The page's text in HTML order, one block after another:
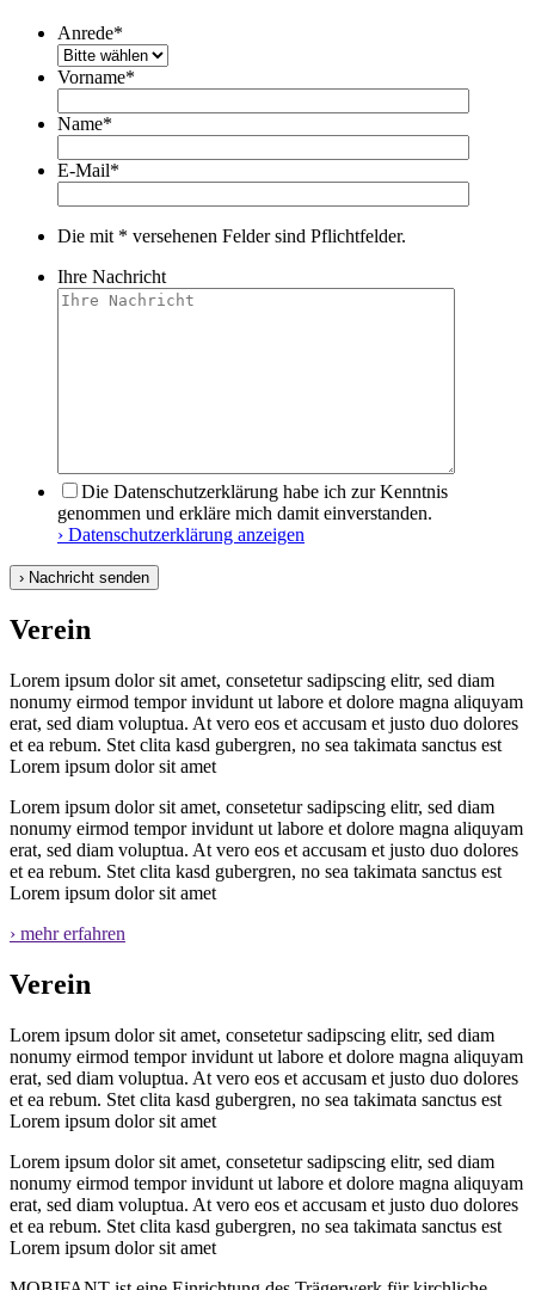
Anrede*
Vorname*
Name*
E-Mail*
Die mit * versehenen Felder sind Pflichtfelder.
Ihre Nachricht
Die Datenschutzerklärung habe ich zur Kenntnis
genommen und erkläre mich damit einverstanden.
› Datenschutzerklärung anzeigen
Verein
Lorem ipsum dolor sit amet, consetetur sadipscing elitr, sed diam
nonumy eirmod tempor invidunt ut labore et dolore magna aliquyam
erat, sed diam voluptua. At vero eos et accusam et justo duo dolores
et ea rebum. Stet clita kasd gubergren, no sea takimata sanctus est
Lorem ipsum dolor sit amet
Lorem ipsum dolor sit amet, consetetur sadipscing elitr, sed diam
nonumy eirmod tempor invidunt ut labore et dolore magna aliquyam
erat, sed diam voluptua. At vero eos et accusam et justo duo dolores
et ea rebum. Stet clita kasd gubergren, no sea takimata sanctus est
Lorem ipsum dolor sit amet
› mehr erfahren
Verein
Lorem ipsum dolor sit amet, consetetur sadipscing elitr, sed diam
nonumy eirmod tempor invidunt ut labore et dolore magna aliquyam
erat, sed diam voluptua. At vero eos et accusam et justo duo dolores
et ea rebum. Stet clita kasd gubergren, no sea takimata sanctus est
Lorem ipsum dolor sit amet
Lorem ipsum dolor sit amet, consetetur sadipscing elitr, sed diam
nonumy eirmod tempor invidunt ut labore et dolore magna aliquyam
erat, sed diam voluptua. At vero eos et accusam et justo duo dolores
et ea rebum. Stet clita kasd gubergren, no sea takimata sanctus est
Lorem ipsum dolor sit amet